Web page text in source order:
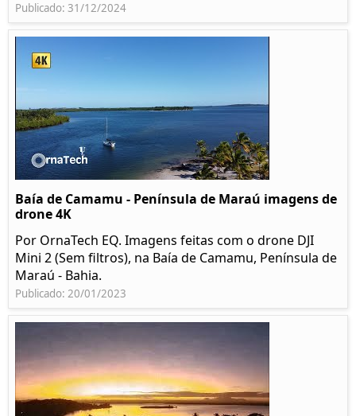
Publicado: 31/12/2024
Baía de Camamu - Península de Maraú imagens de
drone 4K
Por OrnaTech EQ. Imagens feitas com o drone DJI
Mini 2 (Sem filtros), na Baía de Camamu, Península de
Maraú - Bahia.
Publicado: 20/01/2023